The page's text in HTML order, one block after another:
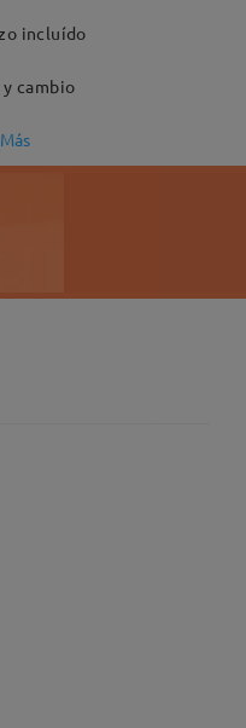
incluído
cambio